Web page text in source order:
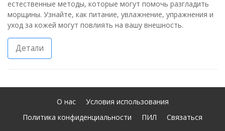
естественные методы, которые могут помочь разгладить
морщины. Узнайте, как питание, увлажнение, упражнения и
уход за кожей могут повлиять на вашу внешность.
Детали
О нас
Условия использования
Политика конфиденциальности
ПИЛ Связаться